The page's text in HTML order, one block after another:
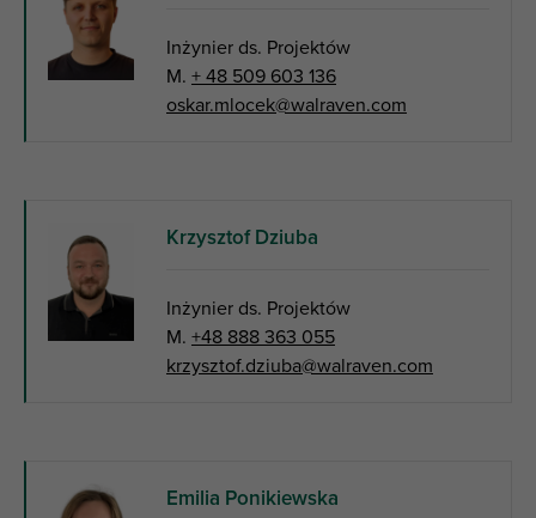
Inżynier ds. Projektów
M. + 48 509 603 136
oskar.mlocek@walraven.com
Krzysztof Dziuba
Inżynier ds. Projektów
M. +48 888 363 055
krzysztof.dziuba@walraven.com
Emilia Ponikiewska